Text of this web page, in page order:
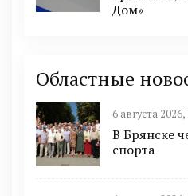
Дом»
Областные
6 августа
В Брянске
спорта